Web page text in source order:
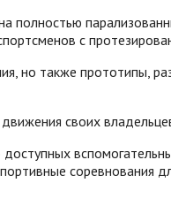
полностью
с
но также прототипы,
своих